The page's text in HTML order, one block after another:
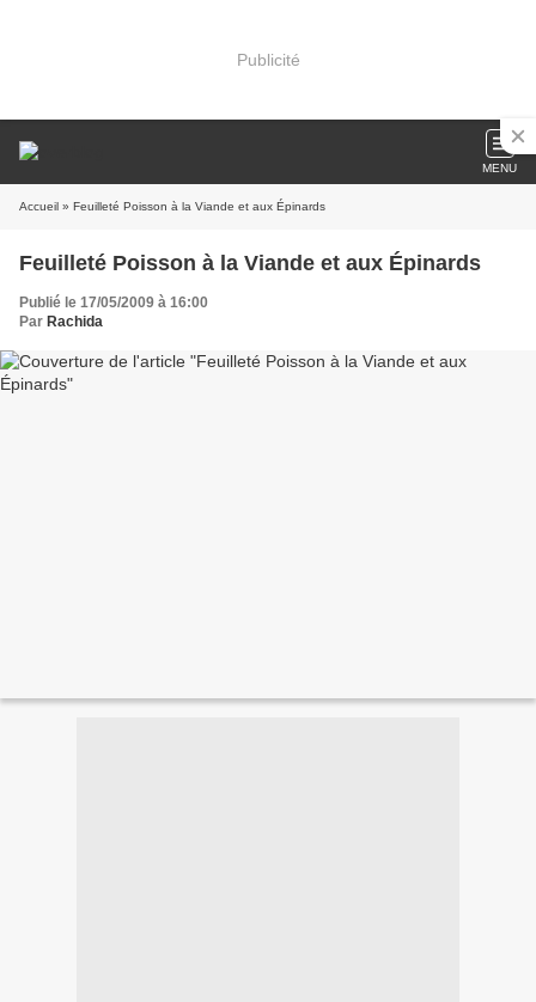
Publicité
MENU
Accueil » Feuilleté Poisson à la Viande et aux Épinards
Feuilleté Poisson à la Viande et aux Épinards
Publié le 17/05/2009 à 16:00
Par Rachida